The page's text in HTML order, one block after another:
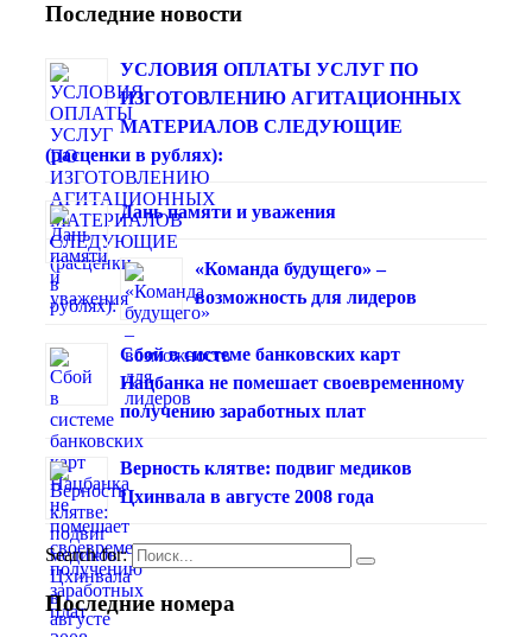
Последние новости
УСЛОВИЯ ОПЛАТЫ УСЛУГ ПО
ИЗГОТОВЛЕНИЮ АГИТАЦИОННЫХ
МАТЕРИАЛОВ СЛЕДУЮЩИЕ
(расценки в рублях):
Дань памяти и уважения
«Команда будущего» –
возможность для лидеров
Сбой в системе банковских карт
Нацбанка не помешает своевременному
получению заработных плат
Верность клятве: подвиг медиков
Цхинвала в августе 2008 года
Search for:
Последние номера